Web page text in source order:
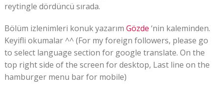
reytingle dördüncü sırada.
Bölüm izlenimleri konuk yazarım Gözde ‘nin kaleminden.
Keyifli okumalar ^^ (For my foreign followers, please go
to select language section for google translate. On the
top right side of the screen for desktop, Last line on the
hamburger menu bar for mobile)